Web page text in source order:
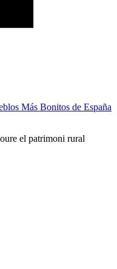
Más Bonitos de España
el patrimoni rural